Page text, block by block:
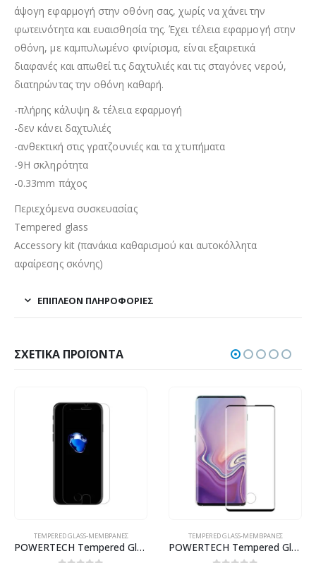
άψογη εφαρμογή στην οθόνη σας, χωρίς να χάνει την
φωτεινότητα και ευαισθησία της. Έχει τέλεια εφαρμογή στην
οθόνη, με καμπυλωμένο φινίρισμα, είναι εξαιρετικά
διαφανές και απωθεί τις δαχτυλιές και τις σταγόνες νερού,
διατηρώντας την οθόνη καθαρή.
-πλήρης κάλυψη & τέλεια εφαρμογή
-δεν κάνει δαχτυλιές
-ανθεκτική στις γρατζουνιές και τα χτυπήματα
-9H σκληρότητα
-0.33mm πάχος
Περιεχόμενα συσκευασίας
Tempered glass
Accessory kit (πανάκια καθαρισμού και αυτοκόλλητα
αφαίρεσης σκόνης)
ΕΠΙΠΛΈΟΝ ΠΛΗΡΟΦΟΡΊΕΣ
ΣΧΕΤΙΚΆ ΠΡΟΪΌΝΤΑ
TEMPERED GLASS-ΜΕΜΒΡΆΝΕΣ
POWERTECH Tempered Glass 9H (0.33MM) TGC-0054, για iPhone 7 Plus
TEMPERED GLASS-ΜΕΜΒΡΆΝΕΣ
POWERTECH Tempered Glass 3D, half glue, curved, Samsung S10 Plus, μαύρο